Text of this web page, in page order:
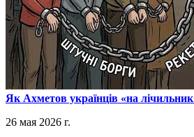
​Як Ахметов українців «на
26 мая 2026 г.